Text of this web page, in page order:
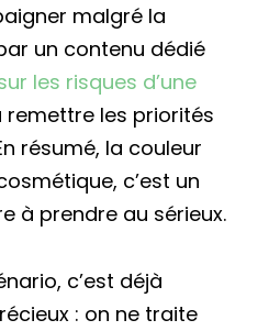
malgré la
un contenu dédié
les risques d’une
remettre les priorités
résumé, la couleur
c’est un
à prendre au sérieux.
c’est déjà
: on ne traite